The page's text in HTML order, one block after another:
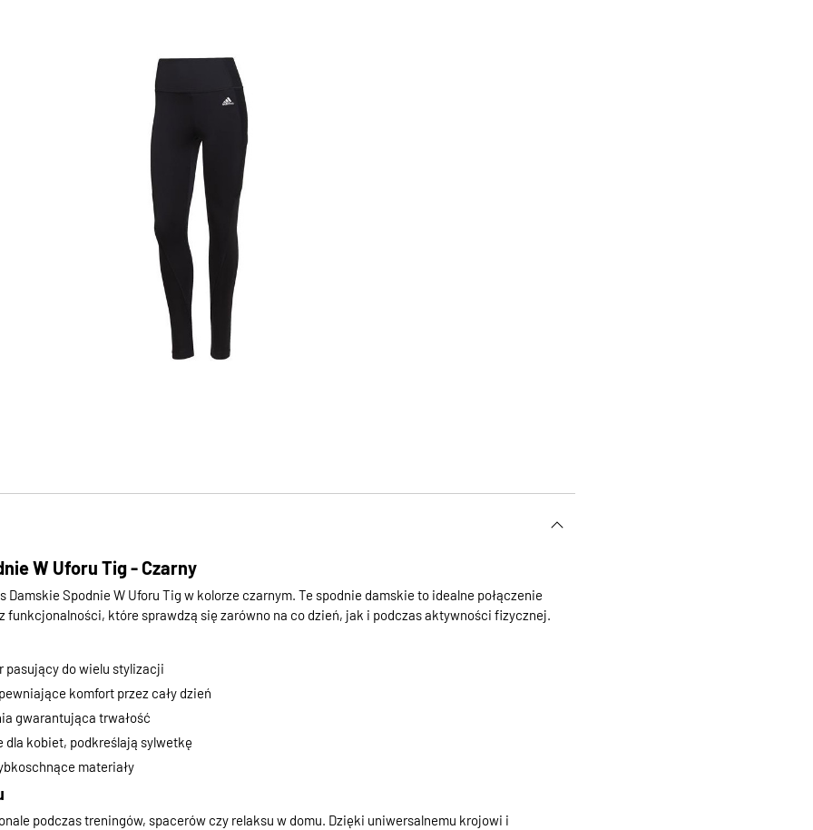
W Uforu Tig - Czarny
Damskie Spodnie W Uforu Tig w kolorze czarnym. Te spodnie damskie to idealne połączenie
funkcjonalności, które sprawdzą się zarówno na co dzień, jak i podczas aktywności fizycznej.
pasujący do wielu stylizacji
komfort przez cały dzień
gwarantująca trwałość
dla kobiet, podkreślają sylwetkę
materiały
podczas treningów, spacerów czy relaksu w domu. Dzięki uniwersalnemu krojowi i